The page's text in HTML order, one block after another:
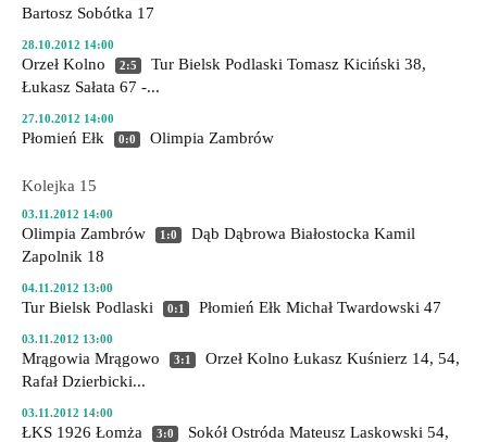
Bartosz Sobótka 17
28.10.2012 14:00
Orzeł Kolno 2:5 Tur Bielsk Podlaski Tomasz Kiciński 38,
Łukasz Sałata 67 -...
27.10.2012 14:00
Płomień Ełk 0:0 Olimpia Zambrów
Kolejka 15
03.11.2012 14:00
Olimpia Zambrów 1:0 Dąb Dąbrowa Białostocka Kamil
Zapolnik 18
04.11.2012 13:00
Tur Bielsk Podlaski 0:1 Płomień Ełk Michał Twardowski 47
03.11.2012 13:00
Mrągowia Mrągowo 3:1 Orzeł Kolno Łukasz Kuśnierz 14, 54,
Rafał Dzierbicki...
03.11.2012 14:00
ŁKS 1926 Łomża 3:0 Sokół Ostróda Mateusz Laskowski 54,